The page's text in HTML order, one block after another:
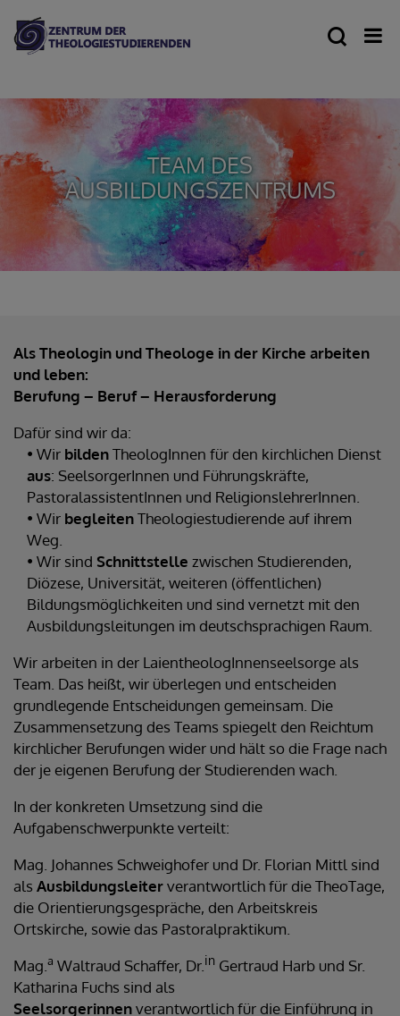
TEAM DES
AUSBILDUNGSZENTRUMS
Als Theologin und Theologe in der Kirche arbeiten
und leben:
Berufung – Beruf – Herausforderung
Dafür sind wir da:
• Wir bildenTheologInnen für den kirchlichen Dienst
aus: SeelsorgerInnen und Führungskräfte,
PastoralassistentInnen und ReligionslehrerInnen.
• Wir begleitenTheologiestudierende auf ihrem
Weg.
• Wir sind Schnittstelle zwischen Studierenden,
Diözese, Universität, weiteren (öffentlichen)
Bildungsmöglichkeiten und sind vernetzt mit den
Ausbildungsleitungen im deutschsprachigen Raum.
Wir arbeiten in der LaientheologInnenseelsorge als
Team. Das heißt, wir überlegen und entscheiden
grundlegende Entscheidungen gemeinsam. Die
Zusammensetzung des Teams spiegelt den Reichtum
kirchlicher Berufungen wider und hält so die Frage nach
der je eigenen Berufung der Studierenden wach.
In der konkreten Umsetzung sind die
Aufgabenschwerpunkte verteilt:
Mag. Johannes Schweighofer und Dr. Florian Mittl sind
als Ausbildungsleiterverantwortlich für die TheoTage,
die Orientierungsgespräche, den Arbeitskreis
Ortskirche, sowie das Pastoralpraktikum.
Mag. a Waltraud Schaffer, Dr. in Gertraud Harb und Sr.
Katharina Fuchs sind als
Seelsorgerinnenverantwortlich für die Einführung in